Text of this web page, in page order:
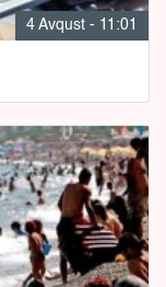
4 Avqust - 11:01